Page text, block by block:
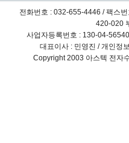
전화번호 : 032-655-4446 / 팩스
420-020
사업자등록번호 : 130-04-
대표이사 : 민영진 / 개인정
Copyright 2003 아스텍 전자